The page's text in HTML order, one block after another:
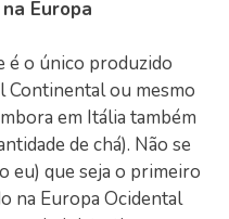
Europa
é o único produzido
Continental ou mesmo
em Itália também
de chá). Não se
eu) que seja o primeiro
na Europa Ocidental